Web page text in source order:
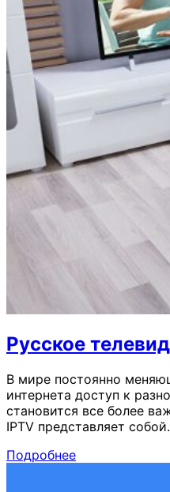
Русское
В мире постоянно
интернета доступ к
становится все более
IPTV представляет
Подробнее